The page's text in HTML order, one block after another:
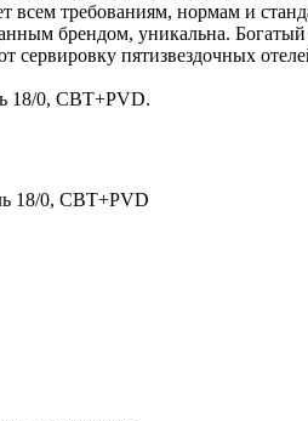
всем требованиям, нормам и
брендом, уникальна.
пятизвездочных
18/0, CBT+PVD.
18/0, CBT+PVD